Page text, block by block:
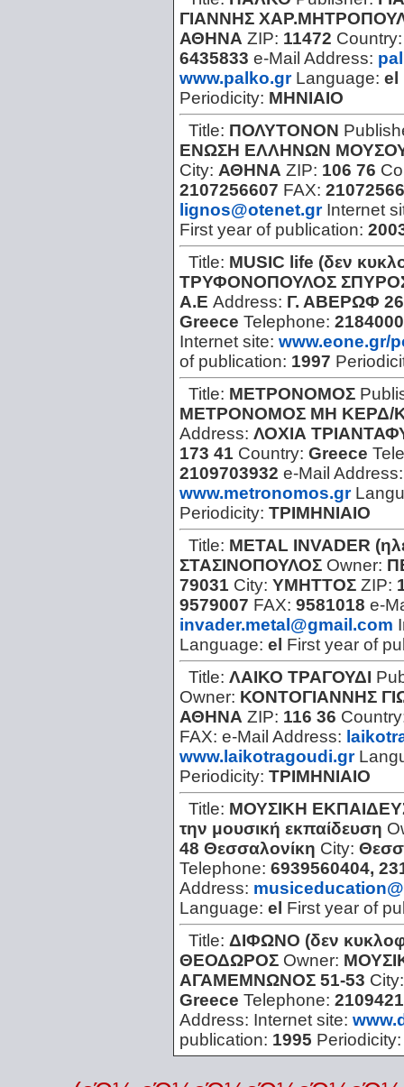
ΓΙΑΝΝΗΣ
ΑΘΗΝΑ ZIP: 11472
6435833 e-Mail Address:
www.palko.gr Language: el
Periodicity: ΜΗΝΙΑΙΟ
Title: ΠΟΛΥΤΟΝΟΝ
ΕΝΩΣΗ ΕΛΛΗΝΩΝ
City: ΑΘΗΝΑ ZIP: 106 76
2107256607 FAX:
lignos@otenet.gr Internet
First year of publication:
Title: MUSIC life (δεν
ΤΡΥΦΟΝΟΠΟΥΛΟΣ
Α.Ε Address: Γ. ΑΒΕΡΩΦ
Greece Telephone: 2184000
Internet site: www.eone.gr/
of publication: 1997
Title: ΜΕΤΡΟΝΟΜΟΣ
ΜΕΤΡΟΝΟΜΟΣ ΜΗ ΚΕΡΔ/
Address: ΛΟΧΙΑ
173 41 Country: Greece
2109703932 e-Mail
www.metronomos.gr
Periodicity: ΤΡΙΜΗΝΙΑΙΟ
Title: METAL INVADER
ΣΤΑΣΙΝΟΠΟΥΛΟΣ Owner:
79031 City: ΥΜΗΤΤΟΣ ZIP:
9579007 FAX: 9581018 e-
invader.metal@gmail.com
Language: el First year of
Title: ΛΑΙΚΟ ΤΡΑΓΟΥΔΙ
Owner: ΚΟΝΤΟΓΙΑΝΝΗΣ
ΑΘΗΝΑ ZIP: 116 36
FAX: e-Mail Address:
www.laikotragoudi.gr
Periodicity: ΤΡΙΜΗΝΙΑΙΟ
Title: ΜΟΥΣΙΚΗ
την μουσική εκπαίδευση
48 Θεσσαλονίκη City:
Telephone: 6939560404,
Address:
Language: el First year of
Title: ΔΙΦΩΝΟ (δεν
ΘΕΟΔΩΡΟΣ Owner:
ΑΓΑΜΕΜΝΩΝΟΣ 51-53
Greece Telephone:
Address: Internet site:
publication: 1995